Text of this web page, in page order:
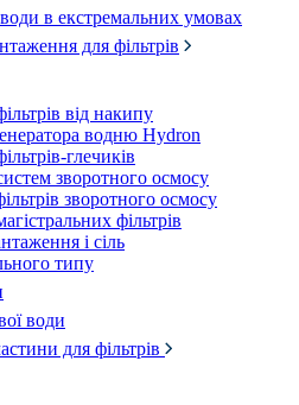
в екстремальних умовах
для фільтрів
від накипу
водню Hydron
глечиків
зворотного осмосу
зворотного осмосу
фільтрів
і сіль
типу
води
для фільтрів